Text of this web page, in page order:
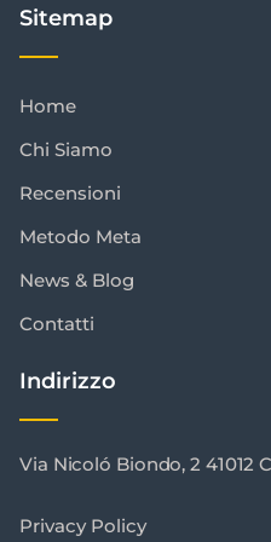
Sitemap
Home
Chi Siamo
Recensioni
Metodo Meta
News & Blog
Contatti
Indirizzo
Via Nicoló Biondo, 2 41012
Privacy Policy